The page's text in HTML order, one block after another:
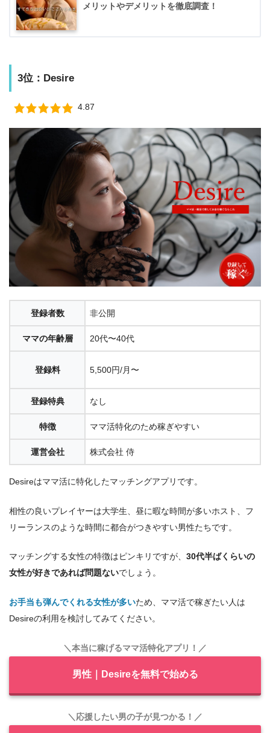
メリットやデメリットを徹底調査！
3位：Desire
4.87
登録者数 非公開
ママの年齢層 20代〜40代
登録料 5,500円/月〜
登録特典 なし
特徴 ママ活特化のため稼ぎやすい
運営会社 株式会社 侍
Desireはママ活に特化したマッチングアプリです。
相性の良いプレイヤーは大学生、昼に暇な時間が多いホスト、フ
リーランスのような時間に都合がつきやすい男性たちです。
マッチングする女性の特徴はピンキリですが、 30代半ばくらいの
女性が好きであれば問題ないでしょう。
お手当も弾んでくれる女性が多いため、ママ活で稼ぎたい人は
Desireの利用を検討してみてください。
＼本当に稼げるママ活特化アプリ！／
男性｜Desireを無料で始める
＼応援したい男の子が見つかる！／